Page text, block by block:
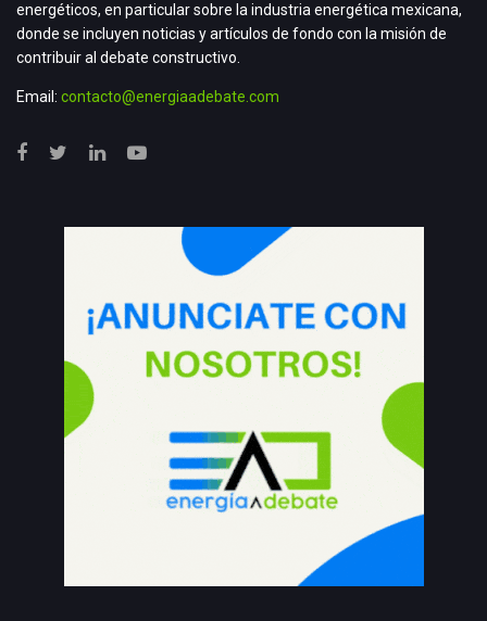
energéticos, en particular sobre la industria energética mexicana,
donde se incluyen noticias y artículos de fondo con la misión de
contribuir al debate constructivo.
Email: contacto@energiaadebate.com